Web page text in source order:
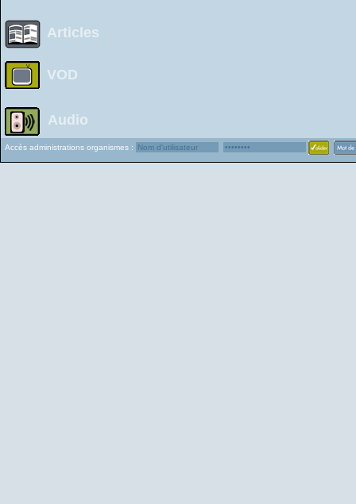
Articles
VOD
Audio
Accès administrations organismes :